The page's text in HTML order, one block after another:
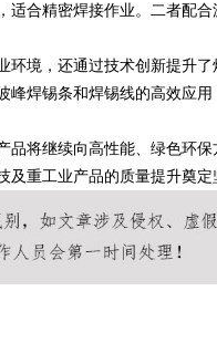
合精密焊接作业。二者配
境，还通过技术创新提升
焊锡条和焊锡线的高效应
将继续向高性能、绿色环
重工业产品的质量提升奠定